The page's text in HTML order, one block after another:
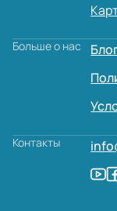
Больше о нас
Контакты